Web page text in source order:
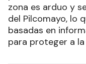
zona es arduo y
del Pilcomayo, lo
basadas en
para proteger a